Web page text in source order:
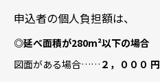
申込者の個人負担額は、
◎延べ面積が280m²以下の場合
図面がある場合…… ２，０００ 円